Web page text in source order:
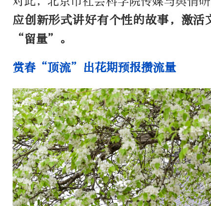
应创新形式讲好有个性的故事，激
“留量”。
赏春“顶流”出花期预报攒流量